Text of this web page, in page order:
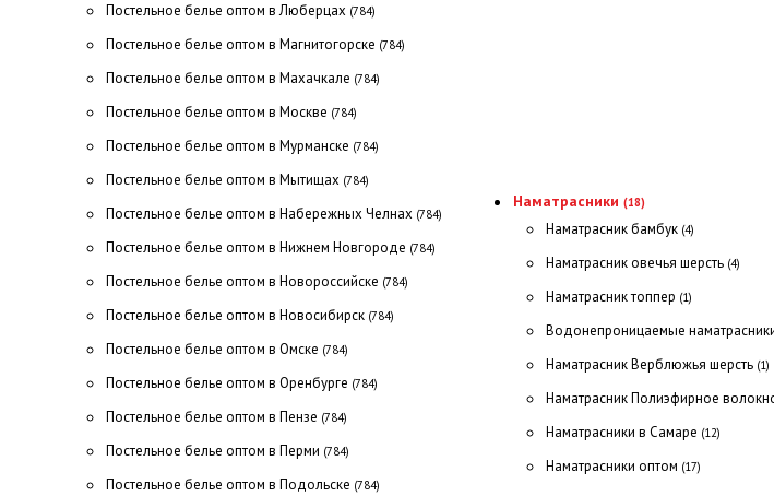
Постельное белье оптом в Люберцах (784)
Постельное белье оптом в Магнитогорске (784)
Постельное белье оптом в Махачкале (784)
Постельное белье оптом в Москве (784)
Постельное белье оптом в Мурманске (784)
Постельное белье оптом в Мытищах (784)
Постельное белье оптом в Набережных Челнах (784)
Постельное белье оптом в Нижнем Новгороде (784)
Постельное белье оптом в Новороссийске (784)
Постельное белье оптом в Новосибирск (784)
Постельное белье оптом в Омске (784)
Постельное белье оптом в Оренбурге (784)
Постельное белье оптом в Пензе (784)
Постельное белье оптом в Перми (784)
Постельное белье оптом в Подольске (784)
Наматрасники(18)
Наматрасник бамбук (4)
Наматрасник овечья шерсть (4)
Наматрасник топпер (1)
Водонепроницаемые
Наматрасник Верблюжья шерсть (1)
Наматрасник Полиэфирное
Наматрасники в Самаре (12)
Наматрасники оптом (17)